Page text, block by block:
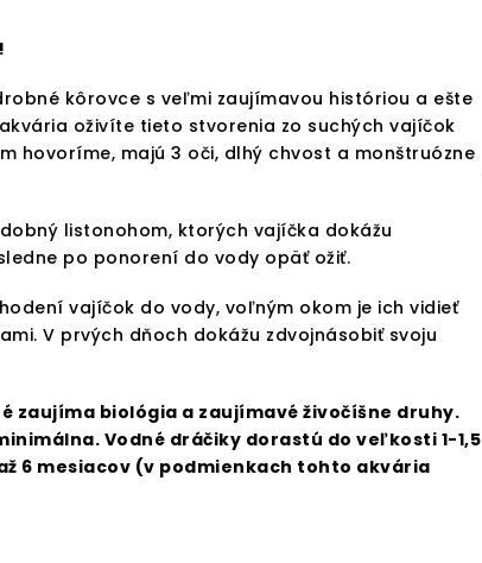
kôrovce s veľmi zaujímavou históriou a ešte
oživíte tieto stvorenia zo suchých vajíčok
hovoríme, majú 3 oči, dlhý chvost a monštruózne
listonohom, ktorých vajíčka dokážu
po ponorení do vody opäť ožiť.
vajíčok do vody, voľným okom je ich vidieť
V prvých dňoch dokážu zdvojnásobiť svoju
zaujíma biológia a zaujímavé živočíšne druhy.
Vodné dráčiky dorastú do veľkosti 1-1,5
6 mesiacov (v podmienkach tohto akvária